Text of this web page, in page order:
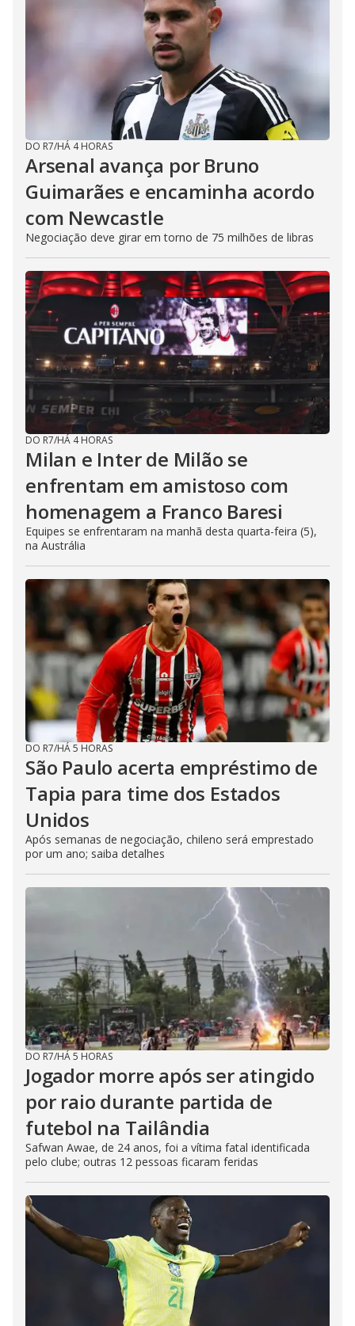
DO R7/HÁ 4 HORAS
Arsenal avança por Bruno
Guimarães e encaminha acordo
com Newcastle
Negociação deve girar em torno de 75 milhões de libras
DO R7/HÁ 4 HORAS
Milan e Inter de Milão se
enfrentam em amistoso com
homenagem a Franco Baresi
Equipes se enfrentaram na manhã desta quarta-feira (5),
na Austrália
DO R7/HÁ 5 HORAS
São Paulo acerta empréstimo de
Tapia para time dos Estados
Unidos
Após semanas de negociação, chileno será emprestado
por um ano; saiba detalhes
DO R7/HÁ 5 HORAS
Jogador morre após ser atingido
por raio durante partida de
futebol na Tailândia
Safwan Awae, de 24 anos, foi a vítima fatal identificada
pelo clube; outras 12 pessoas ficaram feridas